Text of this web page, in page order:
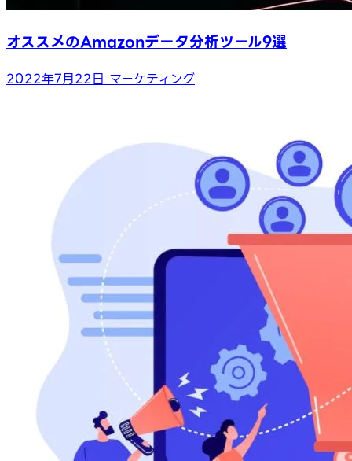
オススメのAmazonデータ分析ツール9選
2022年7月22日 マーケティング